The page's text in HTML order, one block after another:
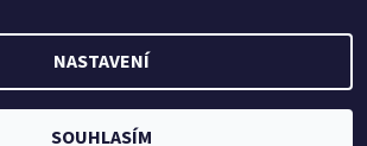
nastavení cookies
Vytvořil Shoptet
NASTAVENÍ
SOUHLASÍM